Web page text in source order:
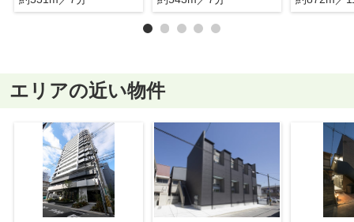
エリアの近い物件